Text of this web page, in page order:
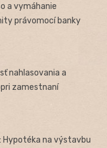
a vymáhanie
právomocí banky
nahlasovania a
zamestnaní
Hypotéka na výstavbu